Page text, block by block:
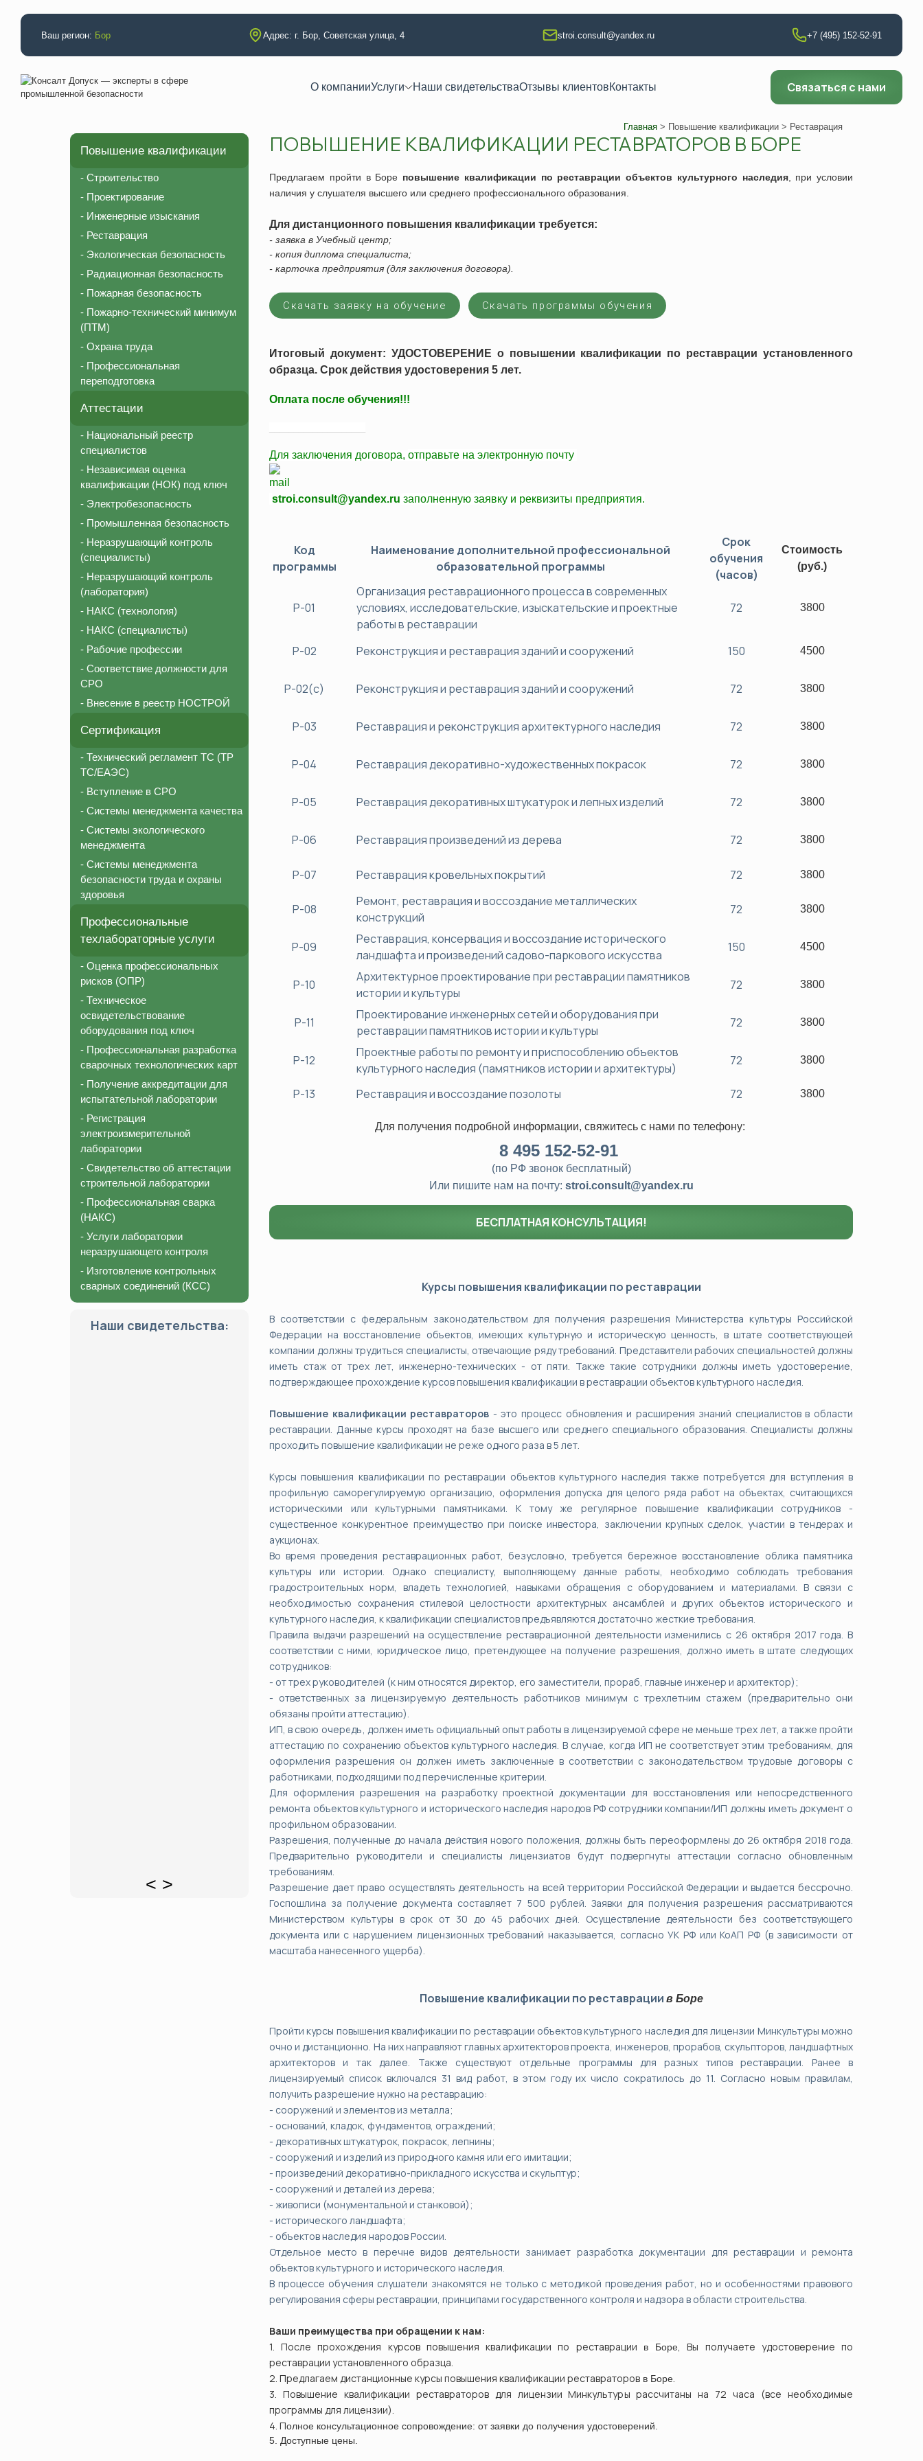
Ваш регион: Бор Адрес: г. Бор, Советская улица, 4 stroi.consult@yandex.ru +7 (495) 152-52-91
О компанииУслуги
Аттестации
Электробезопасность
Промышленная безопасность
Неразрушающий контроль (специалисты)
Неразрушающий контроль (лаборатория)
НАКС (технология)
НАКС (специалисты)
Рабочие профессии
Соответствие должности для СРО
Внесение в реестр НОСТРОЙ
Аттестация строительной лаборатории
Независимая оценка квалификации (НОК)
Национальный реестр специалистов (НРС)
Повышение квалификации
Строительство
Проектирование
Реставрация
Экологическая безопасность
Пожарная безопасность
Пожарно-технический минимум (ПТМ)
Профессиональная переподготовка
Техлабораторные услуги
Разработка технологических карт по сварке
Аккредитация испытательной лаборатории
Техническое освидетельствовани
Оценка профессиональных рисков (ОПР)
Сертификация
Наши свидетельстваОтзывы клиентовКонтакты Связаться с нами
Главная > Повышение квалификации > Реставрация
Повышение квалификации
- Строительство
- Проектирование
- Инженерные изыскания
- Реставрация
- Экологическая безопасность
- Радиационная безопасность
- Пожарная безопасность
- Пожарно-технический минимум
(ПТМ)
- Охрана труда
- Профессиональная
переподготовка
Аттестации
- Национальный реестр
специалистов
- Независимая оценка
квалификации (НОК) под ключ
- Электробезопасность
- Промышленная безопасность
- Неразрушающий контроль
(специалисты)
- Неразрушающий контроль
(лаборатория)
- НАКС (технология)
- НАКС (специалисты)
- Рабочие профессии
- Соответствие должности для
СРО
- Внесение в реестр НОСТРОЙ
Сертификация
- Технический регламент ТС (ТР
ТС/ЕАЭС)
- Вступление в СРО
- Системы менеджмента качества
- Системы экологического
менеджмента
- Системы менеджмента
безопасности труда и охраны
здоровья
Профессиональные
техлабораторные услуги
- Оценка профессиональных
рисков (ОПР)
- Техническое
освидетельствование
оборудования под ключ
- Профессиональная разработка
сварочных технологических карт
- Получение аккредитации для
испытательной лаборатории
- Регистрация
электроизмерительной
лаборатории
- Свидетельство об аттестации
строительной лаборатории
- Профессиональная сварка
(НАКС)
- Услуги лаборатории
неразрушающего контроля
- Изготовление контрольных
сварных соединений (КСС)
Наши свидетельства:
< >
ПОВЫШЕНИЕ КВАЛИФИКАЦИИ РЕСТАВРАТОРОВ В БОРЕ
Предлагаем пройти в Боре повышение квалификации по реставрации объектов культурного наследия, при условии
наличия у слушателя высшего или среднего профессионального образования.
Для дистанционного повышения квалификации требуется:
- заявка в Учебный центр;
- копия диплома специалиста;
- карточка предприятия (для заключения договора).
Скачать заявку на обучение Скачать программы обучения
Итоговый документ: УДОСТОВЕРЕНИЕ о повышении квалификации по реставрации установленного
образца. Срок действия удостоверения 5 лет.
Оплата после обучения!!!
Для заключения договора, отправьте на электронную почту
stroi.consult@yandex.ru заполненную заявку и реквизиты предприятия.
Код
программы
Наименование дополнительной профессиональной
образовательной программы
Срок
обучения
(часов)
Стоимость
(руб.)
Р-01
Организация реставрационного процесса в современных
условиях, исследовательские, изыскательские и проектные
работы в реставрации
72 3800
Р-02 Реконструкция и реставрация зданий и сооружений 150 4500
Р-02(с) Реконструкция и реставрация зданий и сооружений 72 3800
Р-03 Реставрация и реконструкция архитектурного наследия 72 3800
Р-04 Реставрация декоративно-художественных покрасок 72 3800
Р-05 Реставрация декоративных штукатурок и лепных изделий 72 3800
Р-06 Реставрация произведений из дерева 72 3800
Р-07 Реставрация кровельных покрытий 72 3800
Р-08
Ремонт, реставрация и воссоздание металлических
конструкций
72 3800
Р-09
Реставрация, консервация и воссоздание исторического
ландшафта и произведений садово-паркового искусства
150 4500
Р-10
Архитектурное проектирование при реставрации памятников
истории и культуры
72 3800
Р-11
Проектирование инженерных сетей и оборудования при
реставрации памятников истории и культуры
72 3800
Р-12
Проектные работы по ремонту и приспособлению объектов
культурного наследия (памятников истории и архитектуры)
72 3800
Р-13 Реставрация и воссоздание позолоты 72 3800
Для получения подробной информации, свяжитесь с нами по телефону:
8 495 152-52-91
(по РФ звонок бесплатный)
Или пишите нам на почту: stroi.consult@yandex.ru
БЕСПЛАТНАЯ КОНСУЛЬТАЦИЯ!
Курсы повышения квалификации по реставрации
В соответствии с федеральным законодательством для получения разрешения Министерства культуры Российской
Федерации на восстановление объектов, имеющих культурную и историческую ценность, в штате соответствующей
компании должны трудиться специалисты, отвечающие ряду требований. Представители рабочих специальностей должны
иметь стаж от трех лет, инженерно-технических - от пяти. Также такие сотрудники должны иметь удостоверение,
подтверждающее прохождение курсов повышения квалификации в реставрации объектов культурного наследия.
Повышение квалификации реставраторов - это процесс обновления и расширения знаний специалистов в области
реставрации. Данные курсы проходят на базе высшего или среднего специального образования. Специалисты должны
проходить повышение квалификации не реже одного раза в 5 лет.
Курсы повышения квалификации по реставрации объектов культурного наследия также потребуется для вступления в
профильную саморегулируемую организацию, оформления допуска для целого ряда работ на объектах, считающихся
историческими или культурными памятниками. К тому же регулярное повышение квалификации сотрудников -
существенное конкурентное преимущество при поиске инвестора, заключении крупных сделок, участии в тендерах и
аукционах.
Во время проведения реставрационных работ, безусловно, требуется бережное восстановление облика памятника
культуры или истории. Однако специалисту, выполняющему данные работы, необходимо соблюдать требования
градостроительных норм, владеть технологией, навыками обращения с оборудованием и материалами. В связи с
необходимостью сохранения стилевой целостности архитектурных ансамблей и других объектов исторического и
культурного наследия, к квалификации специалистов предъявляются достаточно жесткие требования.
Правила выдачи разрешений на осуществление реставрационной деятельности изменились с 26 октября 2017 года. В
соответствии с ними, юридическое лицо, претендующее на получение разрешения, должно иметь в штате следующих
сотрудников:
- от трех руководителей (к ним относятся директор, его заместители, прораб, главные инженер и архитектор);
- ответственных за лицензируемую деятельность работников минимум с трехлетним стажем (предварительно они
обязаны пройти аттестацию).
ИП, в свою очередь, должен иметь официальный опыт работы в лицензируемой сфере не меньше трех лет, а также пройти
аттестацию по сохранению объектов культурного наследия. В случае, когда ИП не соответствует этим требованиям, для
оформления разрешения он должен иметь заключенные в соответствии с законодательством трудовые договоры с
работниками, подходящими под перечисленные критерии.
Для оформления разрешения на разработку проектной документации для восстановления или непосредственного
ремонта объектов культурного и исторического наследия народов РФ сотрудники компании/ИП должны иметь документ о
профильном образовании.
Разрешения, полученные до начала действия нового положения, должны быть переоформлены до 26 октября 2018 года.
Предварительно руководители и специалисты лицензиатов будут подвергнуты аттестации согласно обновленным
требованиям.
Разрешение дает право осуществлять деятельность на всей территории Российской Федерации и выдается бессрочно.
Госпошлина за получение документа составляет 7 500 рублей. Заявки для получения разрешения рассматриваются
Министерством культуры в срок от 30 до 45 рабочих дней. Осуществление деятельности без соответствующего
документа или с нарушением лицензионных требований наказывается, согласно УК РФ или КоАП РФ (в зависимости от
масштаба нанесенного ущерба).
Повышение квалификации по реставрации в Боре
Пройти курсы повышения квалификации по реставрации объектов культурного наследия для лицензии Минкультуры можно
очно и дистанционно. На них направляют главных архитекторов проекта, инженеров, прорабов, скульпторов, ландшафтных
архитекторов и так далее. Также существуют отдельные программы для разных типов реставрации. Ранее в
лицензируемый список включался 31 вид работ, в этом году их число сократилось до 11. Согласно новым правилам,
получить разрешение нужно на реставрацию:
- сооружений и элементов из металла;
- оснований, кладок, фундаментов, ограждений;
- декоративных штукатурок, покрасок, лепнины;
- сооружений и изделий из природного камня или его имитации;
- произведений декоративно-прикладного искусства и скульптур;
- сооружений и деталей из дерева;
- живописи (монументальной и станковой);
- исторического ландшафта;
- объектов наследия народов России.
Отдельное место в перечне видов деятельности занимает разработка документации для реставрации и ремонта
объектов культурного и исторического наследия.
В процессе обучения слушатели знакомятся не только с методикой проведения работ, но и особенностями правового
регулирования сферы реставрации, принципами государственного контроля и надзора в области строительства.
Ваши преимущества при обращении к нам:
1. После прохождения курсов повышения квалификации по реставрации
в Боре, Вы получаете удостоверение по
реставрации установленного образца.
2. Предлагаем дистанционные курсы повышения квалификации реставраторов в Боре.
3. Повышение квалификации реставраторов для лицензии Минкультуры рассчитаны на 72 часа (все необходимые
программы для лицензии).
4. Полное консультационное сопровождение: от заявки до получения удостоверений.
5. Доступные цены.